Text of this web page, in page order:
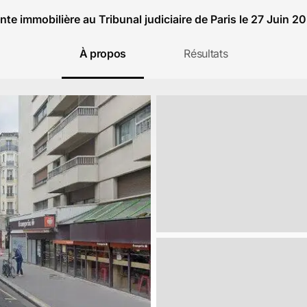
immobilière au Tribunal judiciaire de Paris le 27 Juin
À propos Résultats